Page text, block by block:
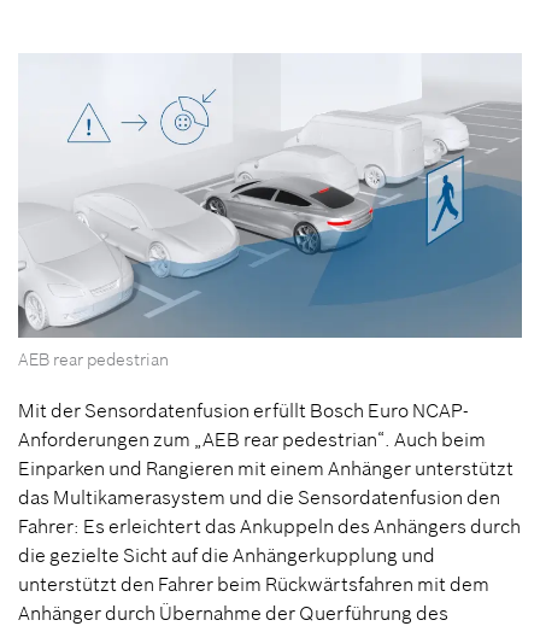
AEB rear pedestrian
Mit der Sensordatenfusion erfüllt Bosch Euro NCAP-
Anforderungen zum „AEB rear pedestrian“. Auch beim
Einparken und Rangieren mit einem Anhänger unterstützt
das Multikamerasystem und die Sensordatenfusion den
Fahrer: Es erleichtert das Ankuppeln des Anhängers durch
die gezielte Sicht auf die Anhängerkupplung und
unterstützt den Fahrer beim Rückwärtsfahren mit dem
Anhänger durch Übernahme der Querführung des